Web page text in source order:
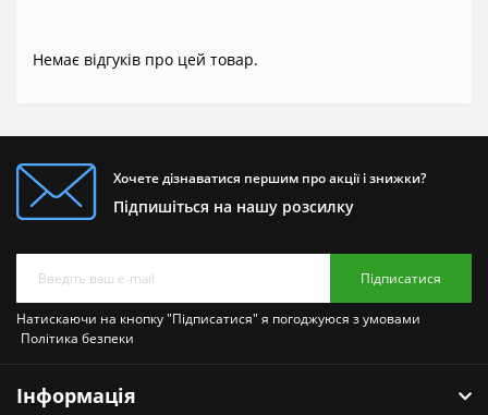
Немає відгуків про цей товар.
Хочете дізнаватися першим про акції і знижки?
Підпишіться на нашу розсилку
Підписатися
Натискаючи на кнопку "Підписатися" я погоджуюся з умовами
Політика безпеки
Інформація